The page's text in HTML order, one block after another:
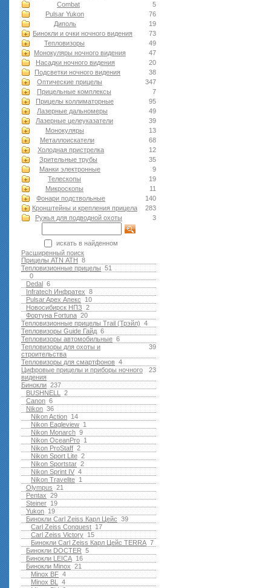
5
Combat
76
Pulsar Yukon
19
Диполь
73
Бинокли и очки ночного видения
49
Тепловизоры
47
Монокуляры ночного видения
20
Насадки ночного видения
38
Подсветки ночного видения
347
Оптические прицелы
7
Прицельные комплексы
95
Прицелы коллиматорные
49
Лазерные дальномеры
39
Лазерные целеуказатели
13
Монокуляры
68
Металлоискатели
12
Холодная пристрелка
35
Зрительные трубы
9
Манки электронные
19
Телескопы
11
Микроскопы
140
Фонари подствольные
283
Кронштейны и крепления прицела
3
Ружья для подводной оxоты
искать в найденном
Расширенный поиск
8
Прицелы ATN АТН
51
Тепловизионные прицелы
0
6
Dedal
8
Infratech Инфратех
10
Pulsar Apex Апекс
2
Новосибирск НПЗ
20
Фортуна Fortuna
4
Тепловизионные прицелы Trail (Трэйл)
6
Тепловизоры Guide Гайд
6
Тепловизоры автомобильные
39
Тепловизоры для охоты и
строительства
4
Тепловизоры для смартфонов
23
Цифровые прицелы и приборы ночного
видения
237
Бинокли
2
BUSHNELL
6
Canon
36
Nikon
14
Nikon Action
1
Nikon Eagleview
9
Nikon Monarch
1
Nikon OceanPro
2
Nikon ProStaff
2
Nikon Sport Lite
2
Nikon Sportstar
4
Nikon Sprint IV
1
Nikon Travelite
21
Olympus
29
Pentax
19
Steiner
19
Yukon
39
Бинокли Carl Zeiss Карл Цейс
17
Carl Zeiss Conquest
15
Carl Zeiss Victory
7
Бинокли Carl Zeiss Карл Цейс TERRA
5
Бинокли DOCTER
16
Бинокли LEICA
21
Бинокли Minox
4
Minox BF
4
Minox BL